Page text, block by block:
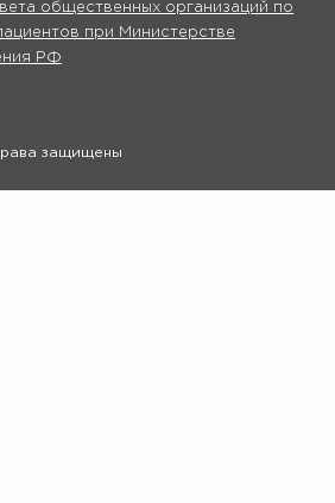
общественных организаций по
при Министерстве
РФ
защищены